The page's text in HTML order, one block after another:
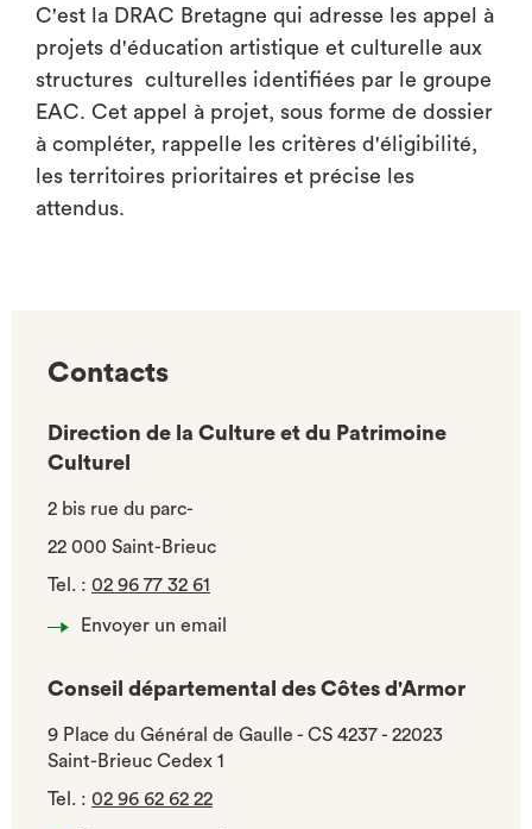
C'est la DRAC Bretagne qui adresse les appel à
projets d'éducation artistique et culturelle aux
structures culturelles identifiées par le groupe
EAC. Cet appel à projet, sous forme de dossier
à compléter, rappelle les critères d'éligibilité,
les territoires prioritaires et précise les
attendus.
Contacts
Direction de la Culture et du Patrimoine
Culturel
2 bis rue du parc-
22 000 Saint-Brieuc
Tel. : 02 96 77 32 61
Envoyer un email
Conseil départemental des Côtes d'Armor
9 Place du Général de Gaulle - CS 4237 - 22023
Saint-Brieuc Cedex 1
Tel. : 02 96 62 62 22